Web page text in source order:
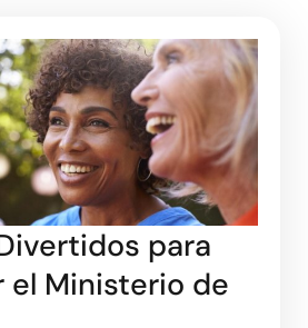
para
el Ministerio de